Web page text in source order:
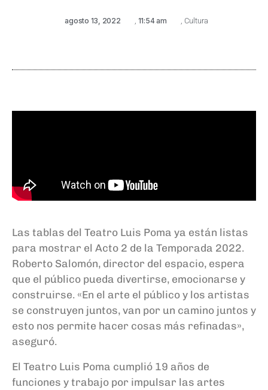
agosto 13, 2022 11:54 am Cultura
Las tablas del Teatro Luis Poma ya están listas
para mostrar el Acto 2 de la Temporada 2022.
Roberto Salomón, director del espacio, espera
que el público pueda divertirse, emocionarse y
construirse. «En el arte el público y los artistas
se construyen juntos, van por un camino juntos y
esto nos permite hacer cosas más refinadas»,
aseguró.
El Teatro Luis Poma cumplió 19 años de
funciones y trabajo por impulsar las artes